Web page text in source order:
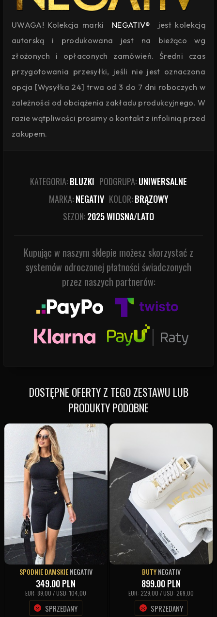
UWAGA! Kolekcja marki NEGATIV®
jest kolekcją
autorską i produkowana jest na bieżąco wg
złożonych i opłaconych zamówień. Średni czas
przygotowania przesyłki, jeśli nie jest oznaczona
opcja [Wysyłka 24] trwa od 3 do 7 dni roboczych w
zależności od obciążenia zakładu produkcyjnego. W
razie wątpliwości prosimy o kontakt z infolinią przed
zakupem.
KATEGORIA:BLUZKI PODGRUPA:UNIWERSALNE
MARKA:NEGATIV KOLOR:BRĄZOWY
SEZON:2025 WIOSNA/LATO
Kupując w naszym sklepie możesz skorzystać z
systemów odroczonej płatności świadczonych
przez naszych partnerów:
DOSTĘPNE OFERTY Z TEGO ZESTAWU LUB
PRODUKTY PODOBNE
SPODNIE DAMSKIENEGATIV
349.00PLN
EUR: 89,00 / USD: 104,00
SPRZEDANY
BUTYNEGATIV
899.00PLN
EUR: 229,00 / USD: 269,00
SPRZEDANY